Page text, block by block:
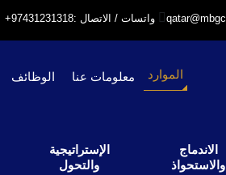
+97431231318: واتسات / الاتصال
الموارد معلومات عنا الوظائف
الاندماج
والاستحواذ
الإستراتيجية
والتحول